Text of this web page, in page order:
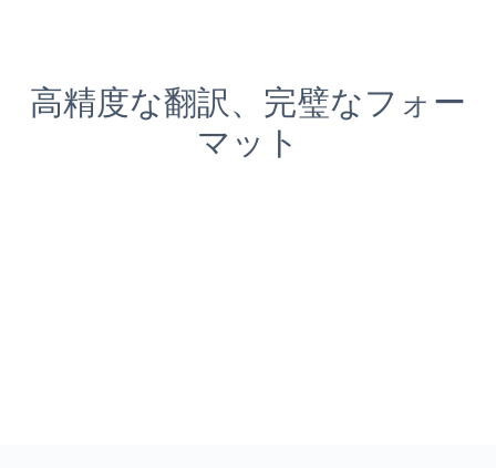
高精度な翻訳、完璧なフォー
マット